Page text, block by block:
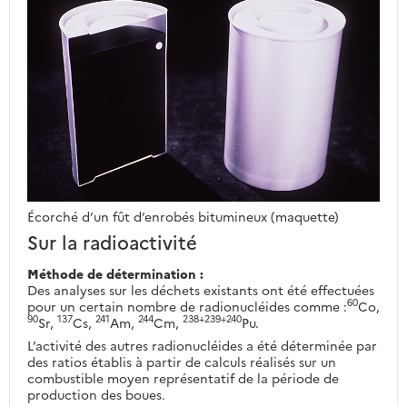
Écorché d’un fût d’enrobés bitumineux (maquette)
Sur la radioactivité
Méthode de détermination :
Des analyses sur les déchets existants ont été effectuées
pour un certain nombre de radionucléides comme :60Co,
90Sr, 137Cs, 241Am, 244Cm, 238+239+240Pu.
L’activité des autres radionucléides a été déterminée par
des ratios établis à partir de calculs réalisés sur un
combustible moyen représentatif de la période de
production des boues.